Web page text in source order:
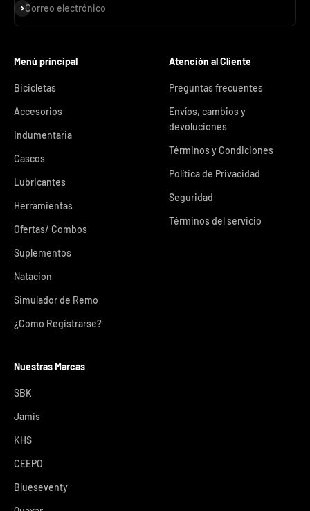
Correo electrónico
Suscribirse
Menú principal
Bicicletas
Accesorios
Indumentaria
Cascos
Lubricantes
Herramientas
Ofertas/ Combos
Suplementos
Natacion
Simulador de Remo
¿Como Registrarse?
Atención al Cliente
Preguntas frecuentes
Envíos, cambios y
devoluciones
Términos y Condiciones
Política de Privacidad
Seguridad
Términos del servicio
Nuestras Marcas
SBK
Jamis
KHS
CEEPO
Blueseventy